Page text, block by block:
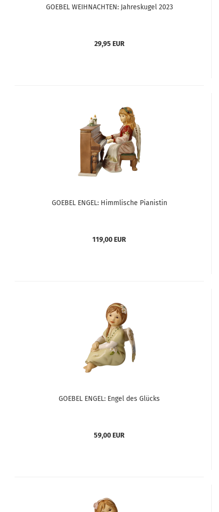
GOEBEL WEIHNACHTEN: Jahreskugel 2023
29,95 EUR
GOEBEL ENGEL: Himmlische Pianistin
119,00 EUR
GOEBEL ENGEL: Engel des Glücks
59,00 EUR